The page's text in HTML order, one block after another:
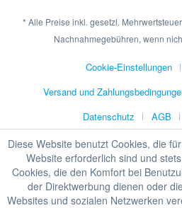
HINWEIS ZU
* Alle Preise inkl. gesetzl.
Nachnahmegebühren, wenn
Cookie-Einstellungen
Versand und
Datenschutz
AGB
Diese Website benutzt Cookies, die
Website erforderlich sind und
Cookies, die den Komfort bei
der Direktwerbung dienen oder
Websites und sozialen Netzwerken